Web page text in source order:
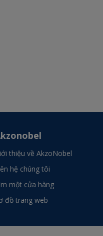
thiệu về AkzoNobel
hệ chúng tôi
một cửa hàng
đồ trang web